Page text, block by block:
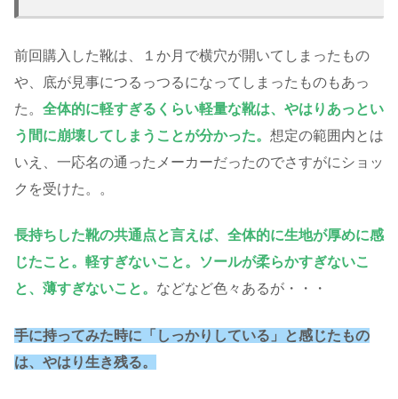
前回購入した靴は、１か月で横穴が開いてしまったもの
や、底が見事につるっつるになってしまったものもあっ
た。 全体的に軽すぎるくらい軽量な靴は、やはりあっとい
う間に崩壊してしまうことが分かった。 想定の範囲内とは
いえ、一応名の通ったメーカーだったのでさすがにショッ
クを受けた。。
長持ちした靴の共通点と言えば、全体的に生地が厚めに感
じたこと。軽すぎないこと。ソールが柔らかすぎないこ
と、薄すぎないこと。 などなど色々あるが・・・
手に持ってみた時に「しっかりしている」と感じたもの
は、やはり生き残る。